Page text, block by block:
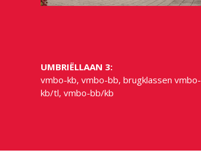
UMBRIËLLAAN 3:
vmbo-kb, vmbo-bb, brugklassen vmbo-
kb/tl, vmbo-bb/kb